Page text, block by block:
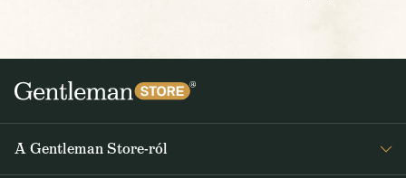
A Gentleman Store-ról